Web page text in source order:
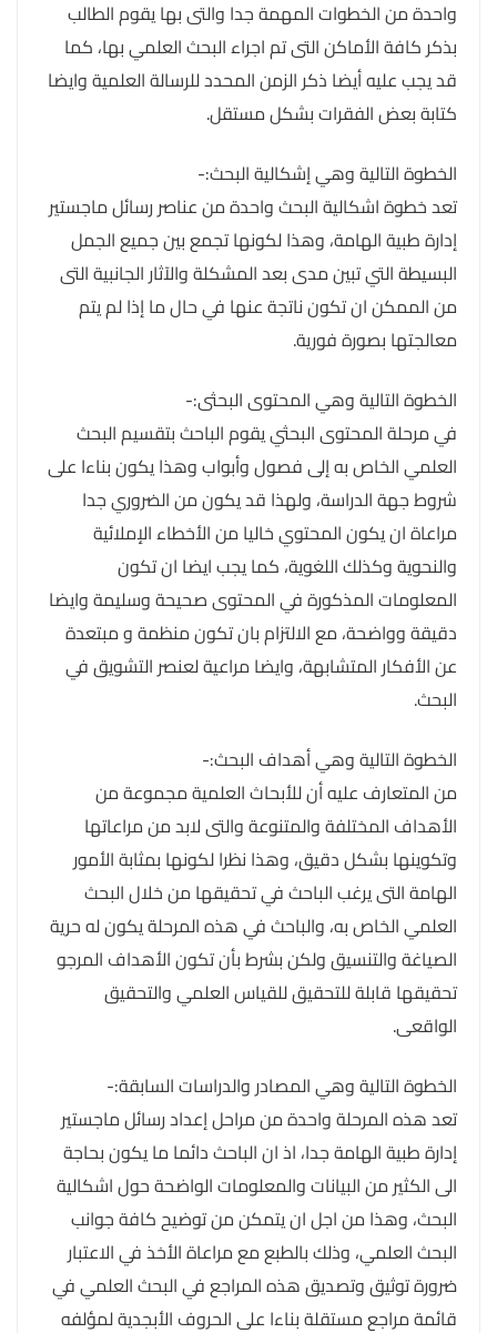
واحدة من الخطوات المهمة جدا والتى بها يقوم الطالب
بذكر كافة الأماكن التى تم اجراء البحث العلمي بها، كما
قد يجب عليه أيضا ذكر الزمن المحدد للرسالة العلمية وايضا
كتابة بعض الفقرات بشكل مستقل.
الخطوة التالية وهي إشكالية البحث:-
تعد خطوة اشكالية البحث واحدة من عناصر رسائل ماجستير
إدارة طبية الهامة، وهذا لكونها تجمع بين جميع الجمل
البسيطة التي تبين مدى بعد المشكلة والآثار الجانبية التى
من الممكن ان تكون ناتجة عنها في حال ما إذا لم يتم
معالجتها بصورة فورية.
الخطوة التالية وهي المحتوى البحثى:-
في مرحلة المحتوى البحثي يقوم الباحث بتقسيم البحث
العلمي الخاص به إلى فصول وأبواب وهذا يكون بناءا على
شروط جهة الدراسة، ولهذا قد يكون من الضروري جدا
مراعاة ان يكون المحتوي خاليا من الأخطاء الإملائية
والنحوية وكذلك اللغوية، كما يجب ايضا ان تكون
المعلومات المذكورة في المحتوى صحيحة وسليمة وايضا
دقيقة وواضحة، مع الالتزام بان تكون منظمة و مبتعدة
عن الأفكار المتشابهة، وايضا مراعية لعنصر التشويق في
البحث.
الخطوة التالية وهي أهداف البحث:-
من المتعارف عليه أن للأبحاث العلمية مجموعة من
الأهداف المختلفة والمتنوعة والتى لابد من مراعاتها
وتكوينها بشكل دقيق، وهذا نظرا لكونها بمثابة الأمور
الهامة التى يرغب الباحث في تحقيقها من خلال البحث
العلمي الخاص به، والباحث في هذه المرحلة يكون له حرية
الصياغة والتنسيق ولكن بشرط بأن تكون الأهداف المرجو
تحقيقها قابلة للتحقيق للقياس العلمي والتحقيق
الواقعى.
الخطوة التالية وهي المصادر والدراسات السابقة:-
تعد هذه المرحلة واحدة من مراحل إعداد رسائل ماجستير
إدارة طبية الهامة جدا، اذ ان الباحث دائما ما يكون بحاجة
الى الكثير من البيانات والمعلومات الواضحة حول اشكالية
البحث، وهذا من اجل ان يتمكن من توضيح كافة جوانب
البحث العلمي، وذلك بالطبع مع مراعاة الأخذ في الاعتبار
ضرورة توثيق وتصديق هذه المراجع في البحث العلمي في
قائمة مراجع مستقلة بناءا على الحروف الأبجدية لمؤلفه